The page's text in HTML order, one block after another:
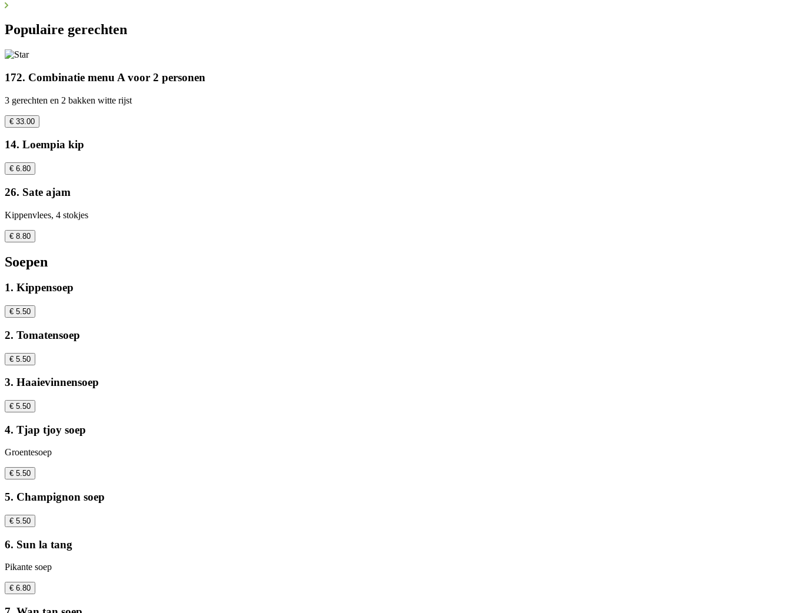
Populaire gerechten
172. Combinatie menu A voor 2 personen
3 gerechten en 2 bakken witte rijst
€ 33.00
14. Loempia kip
€ 6.80
26. Sate ajam
Kippenvlees, 4 stokjes
€ 8.80
Soepen
1. Kippensoep
€ 5.50
2. Tomatensoep
€ 5.50
3. Haaievinnensoep
€ 5.50
4. Tjap tjoy soep
Groentesoep
€ 5.50
5. Champignon soep
€ 5.50
6. Sun la tang
Pikante soep
€ 6.80